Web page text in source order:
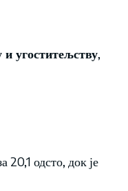
и угоститељству,
20,1 одсто, док је